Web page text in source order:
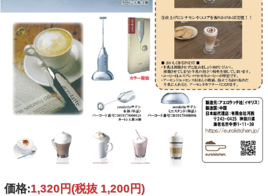
価格:1,320円(税抜 1,200円)